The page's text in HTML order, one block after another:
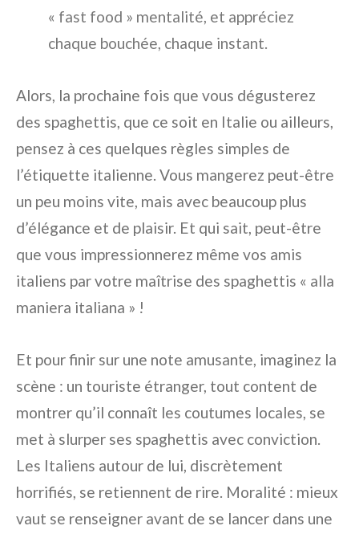
« fast food » mentalité, et appréciez
chaque bouchée, chaque instant.
Alors, la prochaine fois que vous dégusterez
des spaghettis, que ce soit en Italie ou ailleurs,
pensez à ces quelques règles simples de
l’étiquette italienne. Vous mangerez peut-être
un peu moins vite, mais avec beaucoup plus
d’élégance et de plaisir. Et qui sait, peut-être
que vous impressionnerez même vos amis
italiens par votre maîtrise des spaghettis « alla
maniera italiana » !
Et pour finir sur une note amusante, imaginez la
scène : un touriste étranger, tout content de
montrer qu’il connaît les coutumes locales, se
met à slurper ses spaghettis avec conviction.
Les Italiens autour de lui, discrètement
horrifiés, se retiennent de rire. Moralité : mieux
vaut se renseigner avant de se lancer dans une